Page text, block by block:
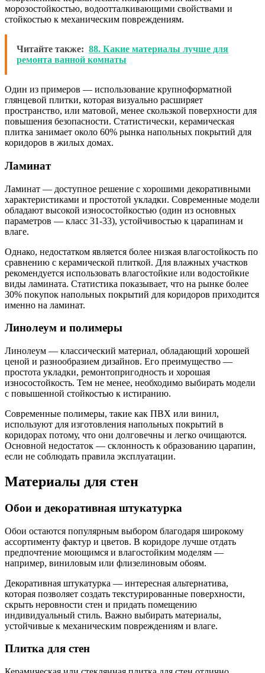
морозостойкостью, водоотталкивающими свойствами и
стойкостью к механическим повреждениям.
Читайте также: 88. Какие материалы лучше для
ремонта ванной комнаты
Один из примеров — использование крупноформатной
глянцевой плитки, которая визуально расширяет
пространство, или матовой, менее скользкой поверхности для
повышения безопасности. Статистически, керамическая
плитка занимает около 60% рынка напольных покрытий для
коридоров в жилых домах.
Ламинат
Ламинат — доступное решение с хорошими декоративными
характеристиками и простотой укладки. Современные модели
обладают высокой износостойкостью (один из основных
параметров — класс 31-33), устойчивостью к царапинам и
влаге.
Однако, недостатком является более низкая влагостойкость по
сравнению с керамической плиткой. Для влажных участков
рекомендуется использовать влагостойкие или водостойкие
виды ламината. Статистика показывает, что на рынке более
30% покупок напольных покрытий для коридоров приходится
именно на ламинат.
Линолеум и полимеры
Линолеум — классический материал, обладающий хорошей
ценой и разнообразием дизайнов. Его преимущество —
простота укладки, ремонтопригодность и хорошая
износостойкость. Тем не менее, необходимо выбирать модели
с повышенной стойкостью к истиранию.
Современные полимеры, такие как ПВХ или винил,
используют для изготовления напольных покрытий в
коридорах потому, что они долговечны и легко очищаются.
Основной недостаток — склонность к образованию царапин,
если не соблюдать правила эксплуатации.
Материалы для стен
Обои и декоративная штукатурка
Обои остаются популярным выбором благодаря широкому
ассортименту фактур и цветов. В коридоре лучше отдать
предпочтение моющимся и влагостойким моделям —
например, виниловым или флизелиновым обоям.
Декоративная штукатурка — интересная альтернатива,
которая позволяет создать текстурированные поверхности,
скрыть неровности стен и придать помещению
индивидуальный стиль. Важно выбирать материалы,
устойчивые к механическим повреждениям и влаге.
Плитка для стен